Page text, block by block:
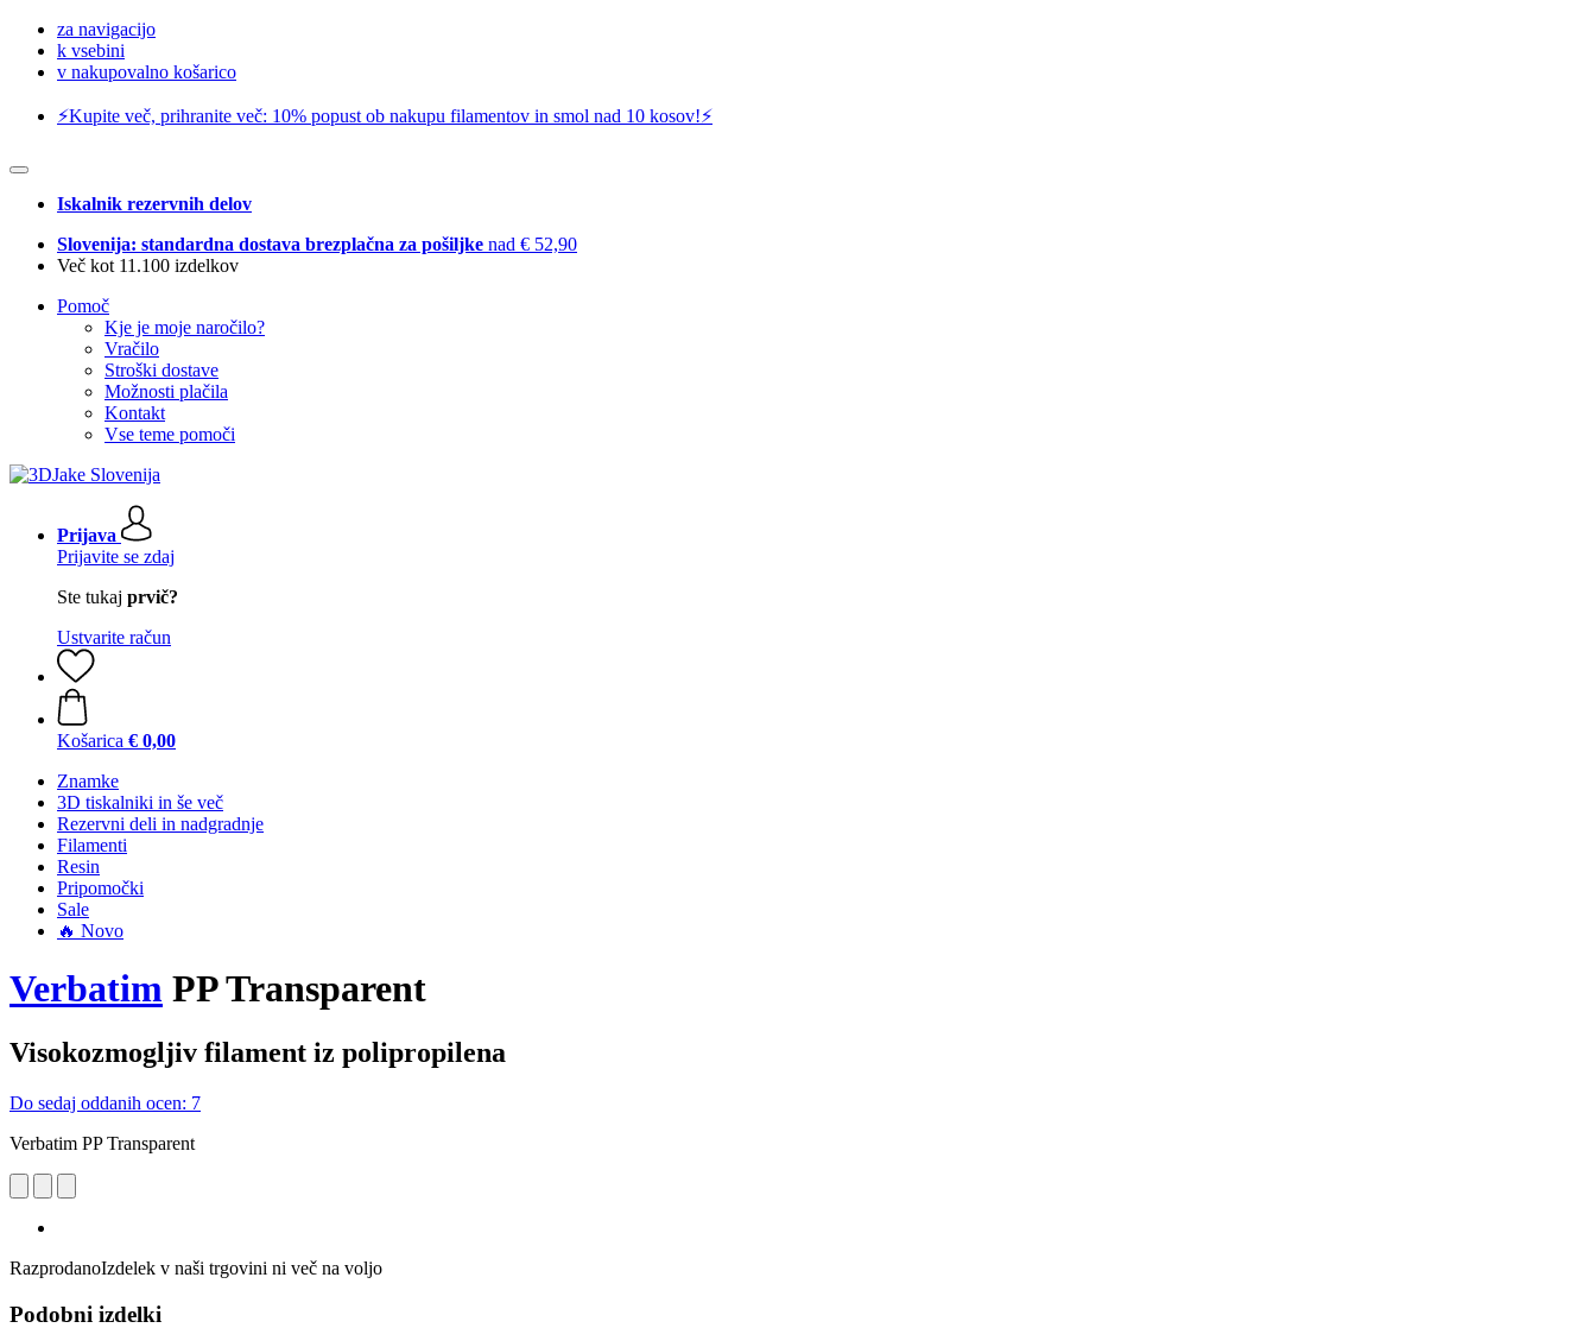
za navigacijo
k vsebini
v nakupovalno košarico
⚡️Kupite več, prihranite več: 10% popust ob nakupu filamentov in smol nad 10 kosov!⚡️
Iskalnik rezervnih delov
Slovenija: standardna dostava brezplačna za pošiljke nad € 52,90
Več kot 11.100 izdelkov
Pomoč
Kje je moje naročilo?
Vračilo
Stroški dostave
Možnosti plačila
Kontakt
Vse teme pomoči
Prijava
Prijavite se zdaj
Ste tukaj prvič?
Ustvarite račun
Košarica € 0,00
Znamke
3D tiskalniki in še več
Rezervni deli in nadgradnje
Filamenti
Resin
Pripomočki
Sale
🔥 Novo
Verbatim PP Transparent
Visokozmogljiv filament iz polipropilena
Do sedaj oddanih ocen: 7
Verbatim PP Transparent
RazprodanoIzdelek v naši trgovini ni več na voljo
Podobni izdelki